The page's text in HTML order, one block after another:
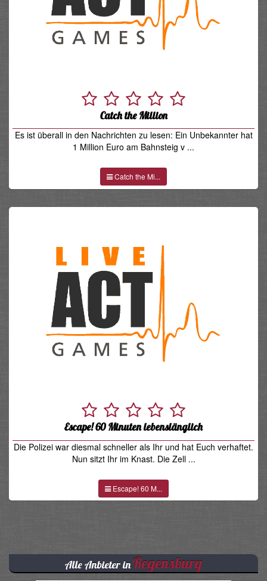
Catch the Million
Es ist überall in den Nachrichten zu lesen: Ein Unbekannter hat
1 Million Euro am Bahnsteig v ...
Catch the Mi...
Escape! 60 Minuten lebenslänglich
Die Polizei war diesmal schneller als Ihr und hat Euch verhaftet.
Nun sitzt Ihr im Knast. Die Zell ...
Escape! 60 M...
Alle Anbieter inRegensburg